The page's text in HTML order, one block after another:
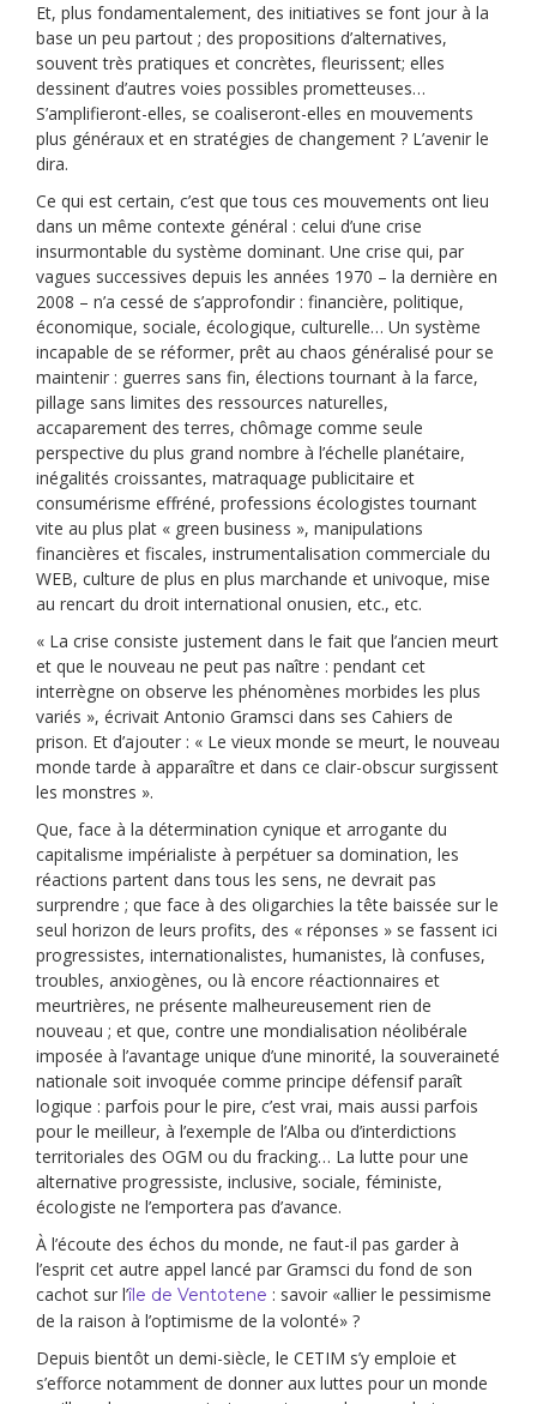
Et, plus fondamentalement, des initiatives se font jour à la
base un peu partout ; des propositions d’alternatives,
souvent très pratiques et concrètes, fleurissent; elles
dessinent d’autres voies possibles prometteuses…
S’amplifieront-elles, se coaliseront-elles en mouvements
plus généraux et en stratégies de changement ? L’avenir le
dira.
Ce qui est certain, c’est que tous ces mouvements ont lieu
dans un même contexte général : celui d’une crise
insurmontable du système dominant. Une crise qui, par
vagues successives depuis les années 1970 – la dernière en
2008 – n’a cessé de s’approfondir : financière, politique,
économique, sociale, écologique, culturelle… Un système
incapable de se réformer, prêt au chaos généralisé pour se
maintenir : guerres sans fin, élections tournant à la farce,
pillage sans limites des ressources naturelles,
accaparement des terres, chômage comme seule
perspective du plus grand nombre à l’échelle planétaire,
inégalités croissantes, matraquage publicitaire et
consumérisme effréné, professions écologistes tournant
vite au plus plat « green business », manipulations
financières et fiscales, instrumentalisation commerciale du
WEB, culture de plus en plus marchande et univoque, mise
au rencart du droit international onusien, etc., etc.
« La crise consiste justement dans le fait que l’ancien meurt
et que le nouveau ne peut pas naître : pendant cet
interrègne on observe les phénomènes morbides les plus
variés », écrivait Antonio Gramsci dans ses Cahiers de
prison. Et d’ajouter : « Le vieux monde se meurt, le nouveau
monde tarde à apparaître et dans ce clair-obscur surgissent
les monstres ».
Que, face à la détermination cynique et arrogante du
capitalisme impérialiste à perpétuer sa domination, les
réactions partent dans tous les sens, ne devrait pas
surprendre ; que face à des oligarchies la tête baissée sur le
seul horizon de leurs profits, des « réponses » se fassent ici
progressistes, internationalistes, humanistes, là confuses,
troubles, anxiogènes, ou là encore réactionnaires et
meurtrières, ne présente malheureusement rien de
nouveau ; et que, contre une mondialisation néolibérale
imposée à l’avantage unique d’une minorité, la souveraineté
nationale soit invoquée comme principe défensif paraît
logique : parfois pour le pire, c’est vrai, mais aussi parfois
pour le meilleur, à l’exemple de l’Alba ou d’interdictions
territoriales des OGM ou du fracking… La lutte pour une
alternative progressiste, inclusive, sociale, féministe,
écologiste ne l’emportera pas d’avance.
À l’écoute des échos du monde, ne faut-il pas garder à
l’esprit cet autre appel lancé par Gramsci du fond de son
cachot sur l’île de Ventotene : savoir «allier le pessimisme
de la raison à l’optimisme de la volonté» ?
Depuis bientôt un demi-siècle, le CETIM s’y emploie et
s’efforce notamment de donner aux luttes pour un monde